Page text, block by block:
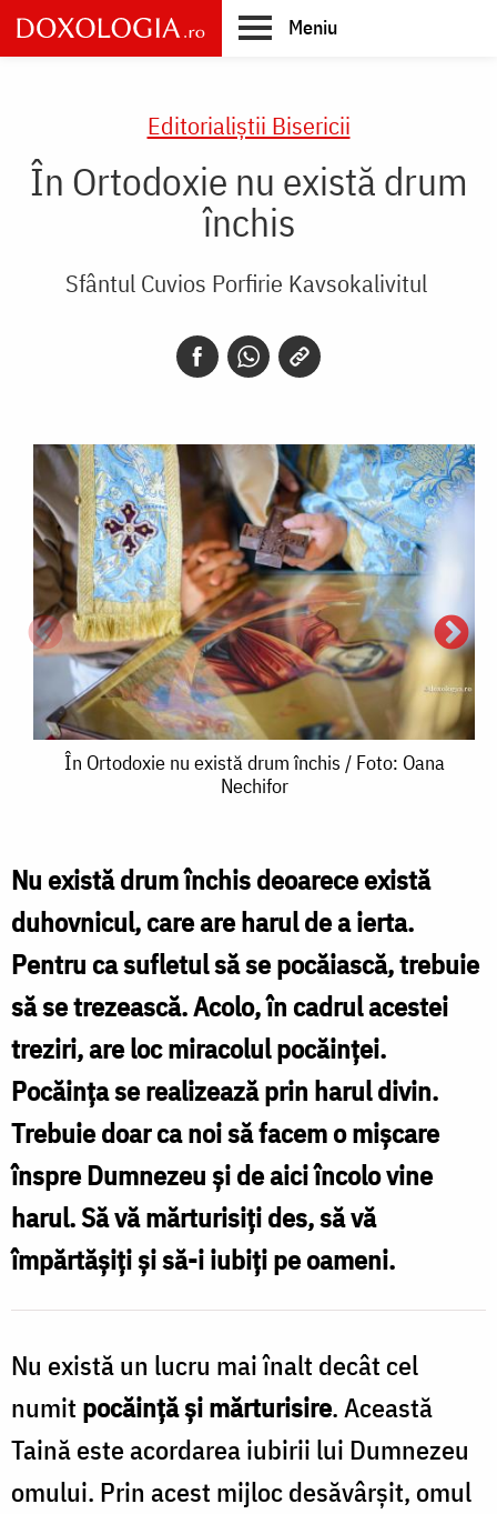
Skip
to
main
Meniu
Editorialiștii Bisericii
În Ortodoxie nu există drum
închis
Sfântul Cuvios Porfirie Kavsokalivitul
există
drum
închis
/
Foto:
Oana
Nechifor
În Ortodoxie nu există drum închis / Foto: Oana
Nechifor
Nu există drum închis deoarece există
duhovnicul, care are harul de a ierta.
Pentru ca sufletul să se pocăiască, trebuie
să se trezească. Acolo, în cadrul acestei
treziri, are loc miracolul pocăinței.
Pocăința se realizează prin harul divin.
Trebuie doar ca noi să facem o mișcare
înspre Dumnezeu și de aici încolo vine
harul. Să vă mărturisiți des, să vă
împărtășiți și să-i iubiți pe oameni.
Nu există un lucru mai înalt decât cel
numit pocăință și mărturisire. Această
Taină este acordarea iubirii lui Dumnezeu
omului. Prin acest mijloc desăvârșit, omul